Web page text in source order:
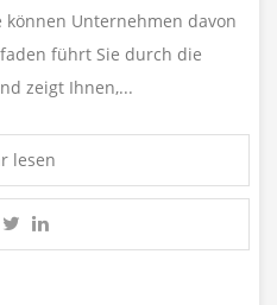
Unternehmen davon
führt Sie durch die
zeigt Ihnen,...
lesen